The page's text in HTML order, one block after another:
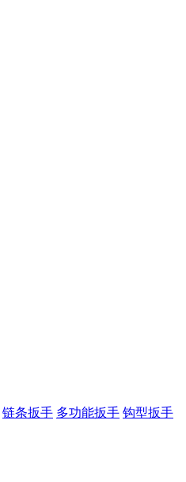
链条扳手 多功能扳手 钩型扳手